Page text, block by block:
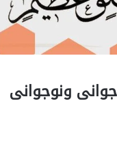
ونوجوانی